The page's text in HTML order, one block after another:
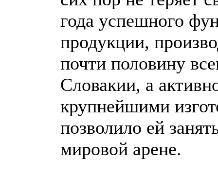
года успешного
продукции,
почти половину
Словакии, а
крупнейшими
позволило ей
мировой арене.